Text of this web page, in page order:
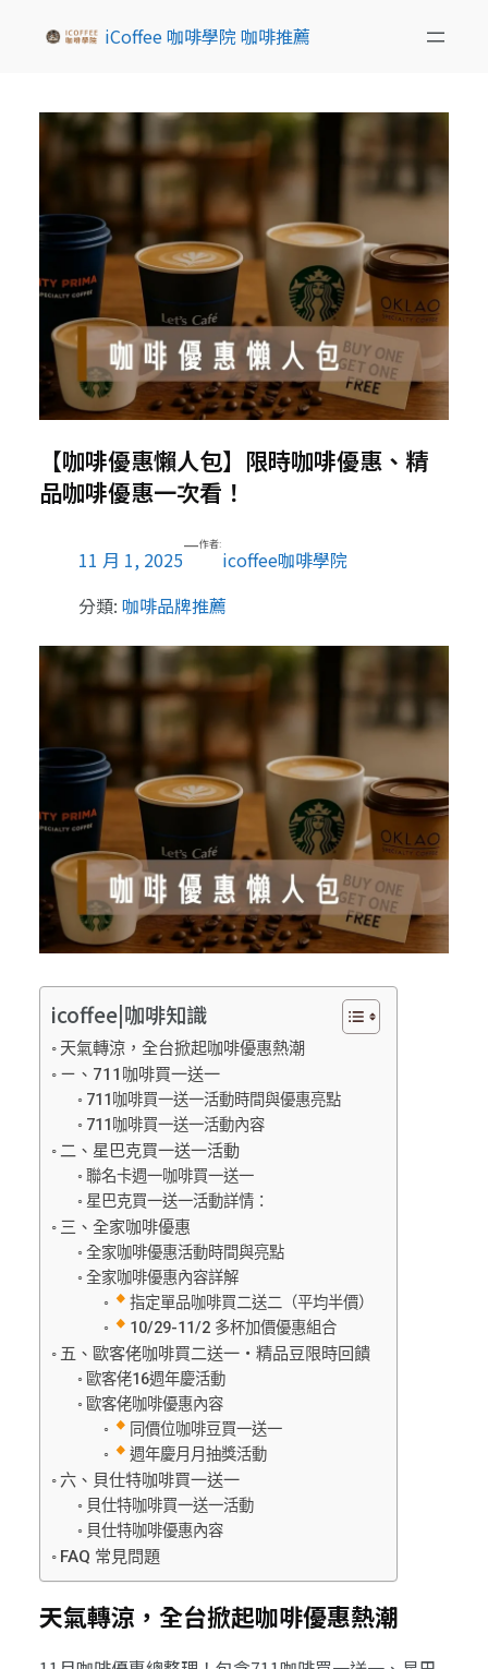
iCoffee 咖啡學院 咖啡推薦
【咖啡優惠懶人包】限時咖啡優惠、精
品咖啡優惠一次看！
11 月 1, 2025
—作者:
icoffee咖啡學院
分類: 咖啡品牌推薦
icoffee|咖啡知識
天氣轉涼，全台掀起咖啡優惠熱潮
ㄧ、711咖啡買一送一
711咖啡買一送一活動時間與優惠亮點
711咖啡買一送一活動內容
二、星巴克買一送一活動
聯名卡週一咖啡買一送一
星巴克買一送一活動詳情：
三、全家咖啡優惠
全家咖啡優惠活動時間與亮點
全家咖啡優惠內容詳解
指定單品咖啡買二送二（平均半價）
10/29-11/2 多杯加價優惠組合
五、歐客佬咖啡買二送一・精品豆限時回饋
歐客佬16週年慶活動
歐客佬咖啡優惠內容
同價位咖啡豆買一送一
週年慶月月抽獎活動
六、貝仕特咖啡買一送一
貝仕特咖啡買一送一活動
貝仕特咖啡優惠內容
FAQ 常見問題
天氣轉涼，全台掀起咖啡優惠熱潮